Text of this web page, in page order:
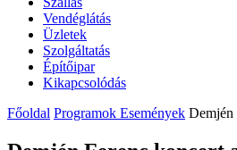
Vendéglátás
Üzletek
Szolgáltatás
Építőipar
Kikapcsolódás
Főoldal Programok Események Demjén